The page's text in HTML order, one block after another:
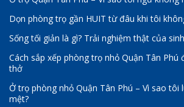
Dọn phòng trọ gần HUIT từ đâu khi tôi
Sống tối giản là gì? Trải nghiệm thật của
Cách sắp xếp phòng trọ nhỏ Quận Tân Phú
thở
Ở trọ phòng nhỏ Quận Tân Phú – Vì sao tôi
mệt?